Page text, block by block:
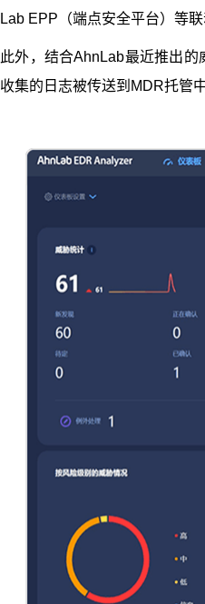
Lab EPP （端点安全平台）等
此外，结合AhnLab最近推出的
收集的日志被传送到 MDR托管